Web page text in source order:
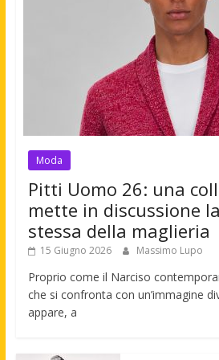
Moda
Pitti Uomo 26: una
mette in discussione
stessa della maglieria
15 Giugno 2026 Massimo Lupo
Proprio come il Narciso
che si confronta con un’immagine
appare, a